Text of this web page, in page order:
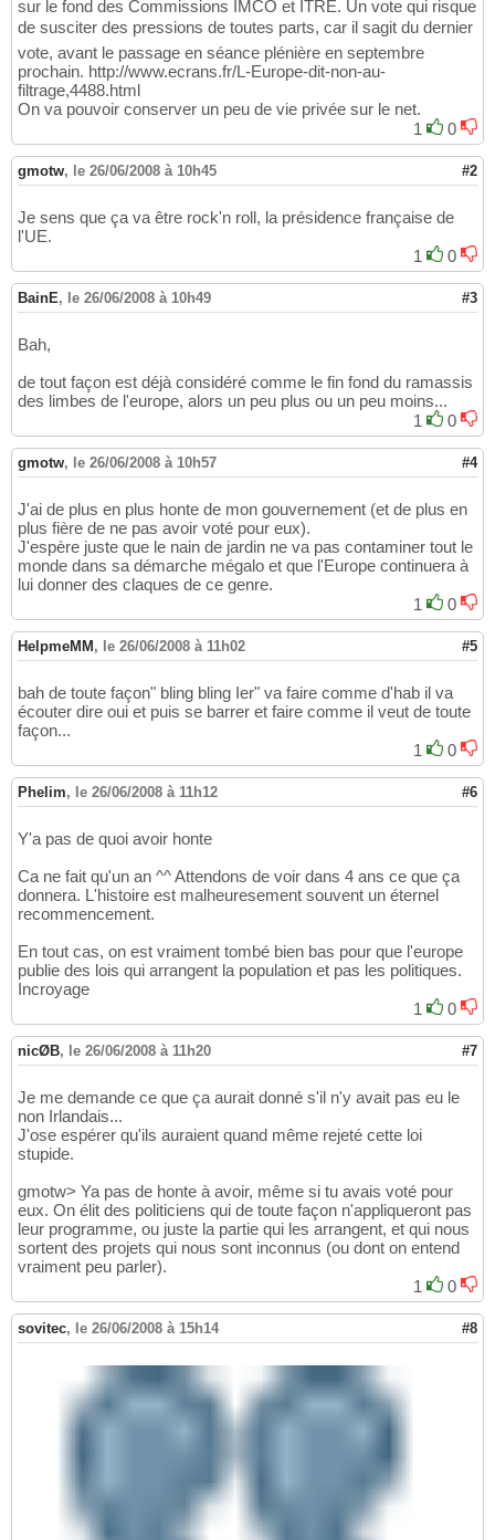
sur le fond des Commissions IMCO et ITRE. Un vote qui risque
de susciter des pressions de toutes parts, car il sagit du dernier
vote, avant le passage en séance plénière en septembre
prochain. http://www.ecrans.fr/L-Europe-dit-non-au-
filtrage,4488.html
On va pouvoir conserver un peu de vie privée sur le net.
1
0
gmotw, le 26/06/2008 à 10h45 #2
Je sens que ça va être rock'n roll, la présidence française de
l'UE.
1
0
BainE, le 26/06/2008 à 10h49 #3
Bah,
de tout façon est déjà considéré comme le fin fond du ramassis
des limbes de l'europe, alors un peu plus ou un peu moins...
1
0
gmotw, le 26/06/2008 à 10h57 #4
J'ai de plus en plus honte de mon gouvernement (et de plus en
plus fière de ne pas avoir voté pour eux).
J'espère juste que le nain de jardin ne va pas contaminer tout le
monde dans sa démarche mégalo et que l'Europe continuera à
lui donner des claques de ce genre.
1
0
HelpmeMM , le 26/06/2008 à 11h02 #5
bah de toute façon" bling bling Ier" va faire comme d'hab il va
écouter dire oui et puis se barrer et faire comme il veut de toute
façon...
1
0
Phelim, le 26/06/2008 à 11h12 #6
Y'a pas de quoi avoir honte
Ca ne fait qu'un an ^^ Attendons de voir dans 4 ans ce que ça
donnera. L'histoire est malheuresement souvent un éternel
recommencement.
En tout cas, on est vraiment tombé bien bas pour que l'europe
publie des lois qui arrangent la population et pas les politiques.
Incroyage
1
0
nicØB, le 26/06/2008 à 11h20 #7
Je me demande ce que ça aurait donné s'il n'y avait pas eu le
non Irlandais...
J'ose espérer qu'ils auraient quand même rejeté cette loi
stupide.
gmotw> Ya pas de honte à avoir, même si tu avais voté pour
eux. On élit des politiciens qui de toute façon n'appliqueront pas
leur programme, ou juste la partie qui les arrangent, et qui nous
sortent des projets qui nous sont inconnus (ou dont on entend
vraiment peu parler).
1
0
sovitec, le 26/06/2008 à 15h14 #8